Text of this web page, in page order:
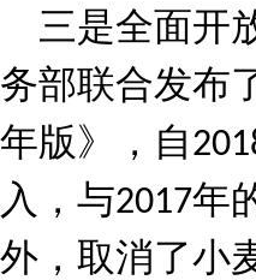
三是全面开
务部联合发布
年版》，自
入，与2017年
外，取消了小